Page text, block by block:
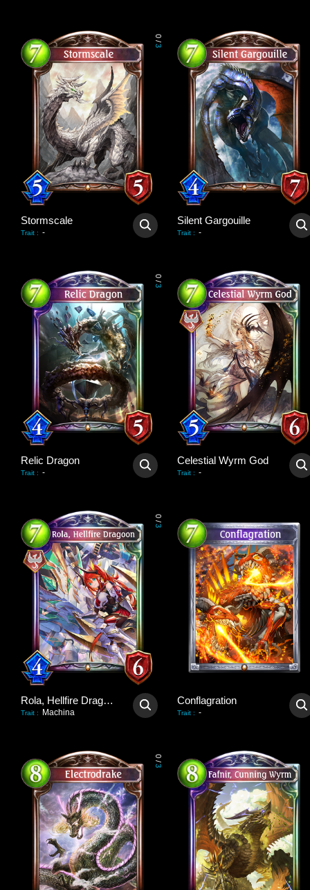
0
/
3
Stormscale
Trait : -
Silent Gargouille
Trait : -
0
/
3
Relic Dragon
Trait : -
Celestial Wyrm God
Trait : -
0
/
3
Rola, Hellfire Dragoon
Trait : Machina
Conflagration
Trait : -
0
/
3